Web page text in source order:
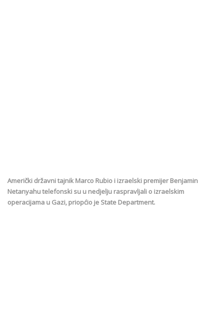
Američki državni tajnik Marco Rubio i izraelski premijer Benjamin
Netanyahu telefonski su u nedjelju raspravljali o izraelskim
operacijama u Gazi, priopćio je State Department.